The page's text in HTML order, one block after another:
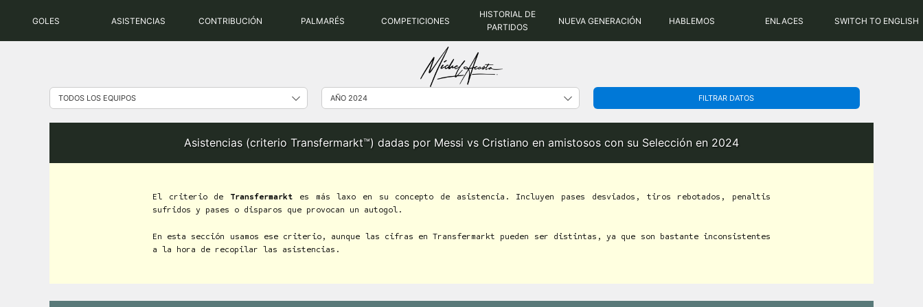
GOLES ASISTENCIAS CONTRIBUCIÓN PALMARÉS COMPETICIONES
HISTORIAL DE
PARTIDOS
NUEVA GENERACIÓN HABLEMOS ENLACES SWITCH TO ENGLISH
FILTRAR DATOS
Asistencias (criterio Transfermarkt™) dadas por Messi vs Cristiano en amistosos con su Selección en 2024
El criterio de Transfermarkt es más laxo en su concepto de asistencia. Incluyen pases desviados, tiros rebotados, penaltis
sufridos y pases o disparos que provocan un autogol.
En esta sección usamos ese criterio, aunque las cifras en Transfermarkt pueden ser distintas, ya que son bastante inconsistentes
a la hora de recopilar las asistencias.